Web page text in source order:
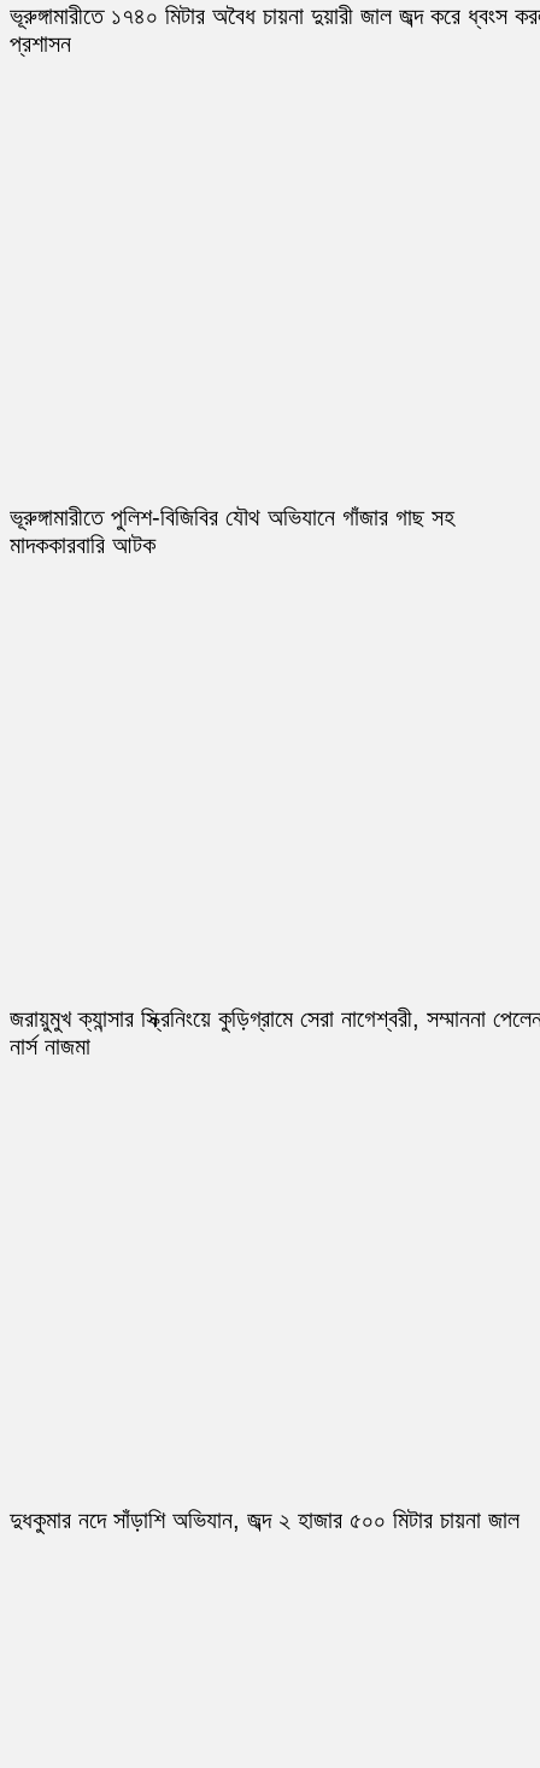
ভূরুঙ্গামারীতে ১৭৪০ মিটার অবৈধ চায়না দুয়ারী জাল জব্দ করে ধ্বংস
প্রশাসন
ভূরুঙ্গামারীতে পুলিশ-বিজিবির যৌথ অভিযানে গাঁজার গাছ সহ
মাদককারবারি আটক
জরায়ুমুখ ক্যান্সার স্ক্রিনিংয়ে কুড়িগ্রামে সেরা নাগেশ্বরী, সম্মাননা
নার্স নাজমা
দুধকুমার নদে সাঁড়াশি অভিযান, জব্দ ২ হাজার ৫০০ মিটার চায়না জাল